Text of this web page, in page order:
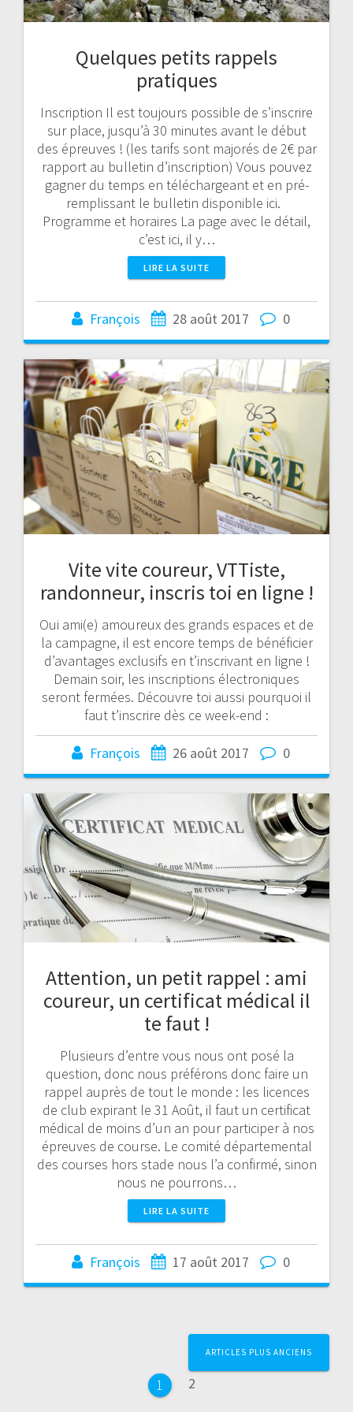
Quelques petits rappels
pratiques
Inscription Il est toujours possible de s’inscrire
sur place, jusqu’à 30 minutes avant le début
des épreuves ! (les tarifs sont majorés de 2€ par
rapport au bulletin d’inscription) Vous pouvez
gagner du temps en téléchargeant et en pré-
remplissant le bulletin disponible ici.
Programme et horaires La page avec le détail,
c’est ici, il y…
LIRE LA SUITE
François 28 août 2017 0
Vite vite coureur, VTTiste,
randonneur, inscris toi en ligne !
Oui ami(e) amoureux des grands espaces et de
la campagne, il est encore temps de bénéficier
d’avantages exclusifs en t’inscrivant en ligne !
Demain soir, les inscriptions électroniques
seront fermées. Découvre toi aussi pourquoi il
faut t’inscrire dès ce week-end :
François 26 août 2017 0
Attention, un petit rappel : ami
coureur, un certificat médical il
te faut !
Plusieurs d’entre vous nous ont posé la
question, donc nous préférons donc faire un
rappel auprès de tout le monde : les licences
de club expirant le 31 Août, il faut un certificat
médical de moins d’un an pour participer à nos
épreuves de course. Le comité départemental
des courses hors stade nous l’a confirmé, sinon
nous ne pourrons…
LIRE LA SUITE
François 17 août 2017 0
Page
1 Page
2
ARTICLES PLUS ANCIENS